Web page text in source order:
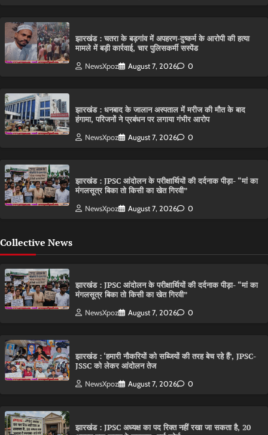
झारखंड : चतरा के बड़गांव में अपहरण-दुष्कर्म के आरोपी की हत्या
मामले में बड़ी कार्रवाई, चार पुलिसकर्मी सस्पेंड
NewsXpoz August 7, 2026 0
झारखंड : धनबाद के जालान अस्पताल में मरीज की मौत के बाद
हंगामा, परिजनों ने प्रबंधन पर लगाया गंभीर आरोप
NewsXpoz August 7, 2026 0
झारखंड : JPSC आंदोलन के परीक्षार्थियों की दर्दनाक पीड़ा- “मां का
मंगलसूत्र बिका तो किसी का खेत गिरवी”
NewsXpoz August 7, 2026 0
Collective News
झारखंड : JPSC आंदोलन के परीक्षार्थियों की दर्दनाक पीड़ा- “मां का
मंगलसूत्र बिका तो किसी का खेत गिरवी”
NewsXpoz August 7, 2026 0
झारखंड : ‘हमारी नौकरियों को सब्जियों की तरह बेच रहे हैं’, JPSC-
JSSC को लेकर आंदोलन तेज
NewsXpoz August 7, 2026 0
झारखंड : JPSC अध्यक्ष का पद रिक्त नहीं रखा जा सकता है, 20